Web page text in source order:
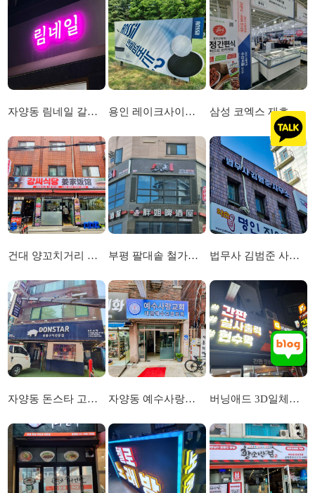
자양동 림네일 갈바간판 3D일체형채널간판 용인 레이크사이드CC 갈바지주간판 UV실사출력 삼성 코엑스 재호식품 간편식 전시회부스
건대 양꼬치거리 강씨식당 간판 부평 팔대솥 철가마 간판 및 돌출간판 법무사 김범준 사무소 채널간판
자양동 돈스타 고깃집 간판 자양동 예수사랑교회 간판천갈이 고무스카시 버닝애드 3D일체형채널 간판